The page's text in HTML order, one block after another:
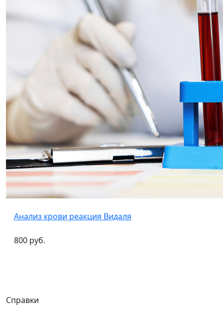
Анализ крови реакция Видаля
800 руб.
Справки